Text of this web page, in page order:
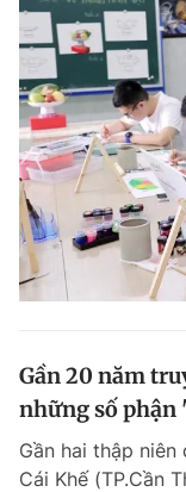
Gần 20 năm
những số phận
Gần hai thập
Cái Khế (TP.Cần